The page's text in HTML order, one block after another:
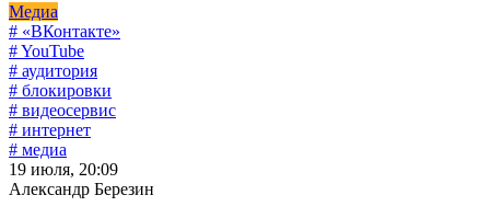
Медиа
# «ВКонтакте»
# YouTube
# аудитория
# блокировки
# видеосервис
# интернет
# медиа
19 июля, 20:09
Александр Березин